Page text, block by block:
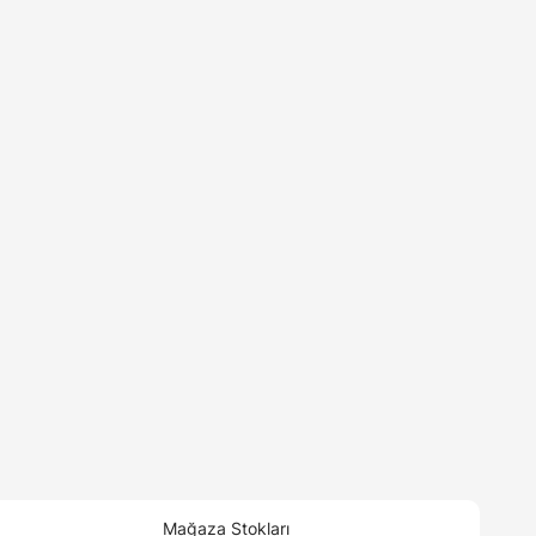
Mağaza Stokları